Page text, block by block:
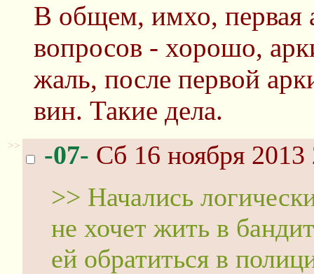
В общем, имхо, первая
вопросов - хорошо,
жаль, после первой
вин. Такие дела.
>> -07- Сб 16 ноября 2013
>> Начались
не хочет жить в
ей обратиться в